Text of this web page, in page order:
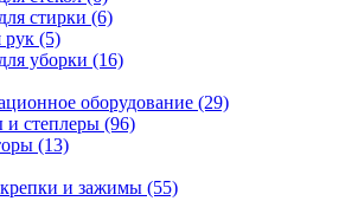
стирки (6)
рук (5)
уборки (16)
оборудование (29)
степлеры (96)
(13)
и зажимы (55)